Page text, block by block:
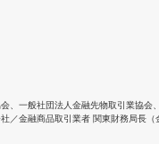
一般社団法人金融先物取引業協会
／金融商品取引業者 関東財務局長